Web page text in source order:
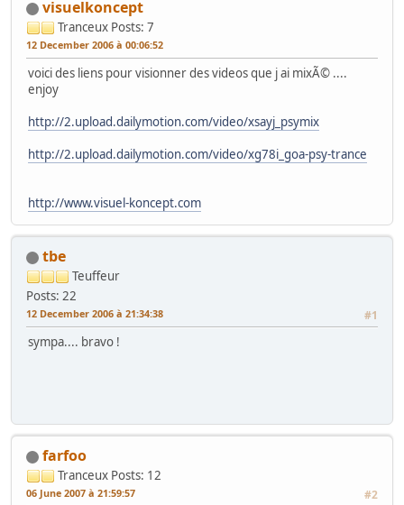
visuelkoncept
Tranceux Posts: 7
12 December 2006 à 00:06:52
voici des liens pour visionner des videos que j ai mixÃ© ....
enjoy
http://2.upload.dailymotion.com/video/xsayj_psymix
http://2.upload.dailymotion.com/video/xg78i_goa-psy-trance
http://www.visuel-koncept.com
tbe
Teuffeur
Posts: 22
12 December 2006 à 21:34:38 #1
sympa.... bravo !
farfoo
Tranceux Posts: 12
06 June 2007 à 21:59:57 #2